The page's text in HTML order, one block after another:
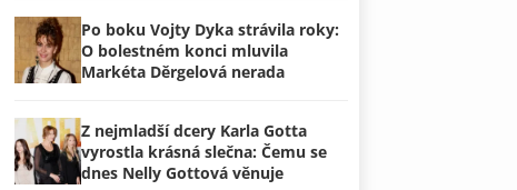
Po boku Vojty Dyka strávila roky:
O bolestném konci mluvila
Markéta Děrgelová nerada
Z nejmladší dcery Karla Gotta
vyrostla krásná slečna: Čemu se
dnes Nelly Gottová věnuje